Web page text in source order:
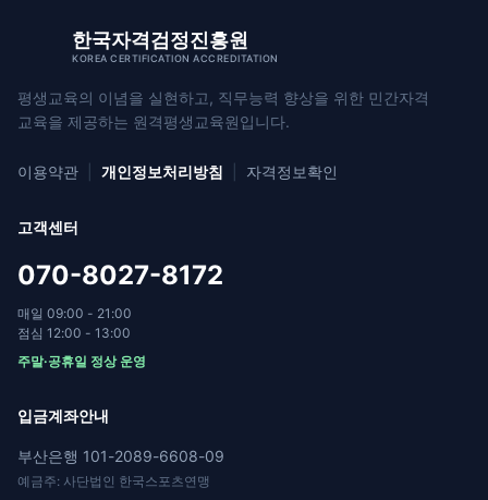
한국자격검정진흥원
KOREA CERTIFICATION ACCREDITATION
평생교육의 이념을 실현하고, 직무능력 향상을 위한 민간자격
교육을 제공하는 원격평생교육원입니다.
이용약관 개인정보처리방침 자격정보확인
고객센터
070-8027-8172
매일 09:00 - 21:00
점심 12:00 - 13:00
주말·공휴일 정상 운영
입금계좌안내
부산은행 101-2089-6608-09
예금주: 사단법인 한국스포츠연맹